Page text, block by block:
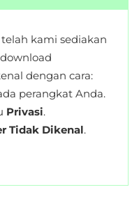
kami sediakan
dengan cara:
perangkat Anda.
Privasi.
Tidak Dikenal.